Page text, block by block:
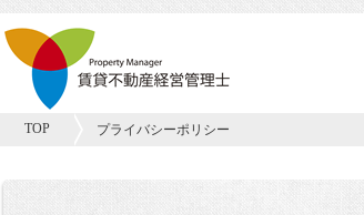
TOP プライバシーポリシー